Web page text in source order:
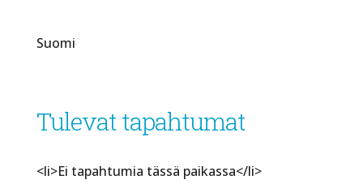
Suomi
Tulevat tapahtumat
<li>Ei tapahtumia tässä paikassa</li>